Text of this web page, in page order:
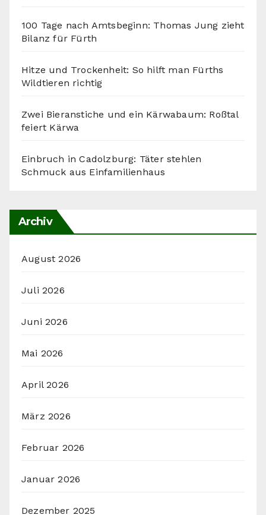
100 Tage nach Amtsbeginn: Thomas Jung zieht
Bilanz für Fürth
Hitze und Trockenheit: So hilft man Fürths
Wildtieren richtig
Zwei Bieranstiche und ein Kärwabaum: Roßtal
feiert Kärwa
Einbruch in Cadolzburg: Täter stehlen
Schmuck aus Einfamilienhaus
Archiv
August 2026
Juli 2026
Juni 2026
Mai 2026
April 2026
März 2026
Februar 2026
Januar 2026
Dezember 2025